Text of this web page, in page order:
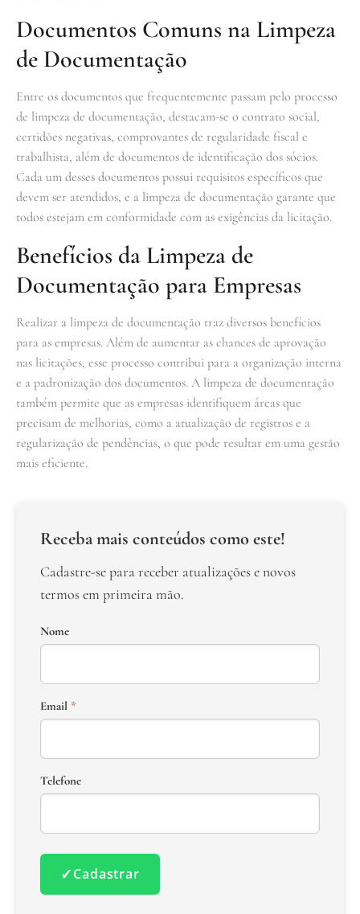
Documentos Comuns na Limpeza
de Documentação
Entre os documentos que frequentemente passam pelo processo
de limpeza de documentação, destacam-se o contrato social,
certidões negativas, comprovantes de regularidade fiscal e
trabalhista, além de documentos de identificação dos sócios.
Cada um desses documentos possui requisitos específicos que
devem ser atendidos, e a limpeza de documentação garante que
todos estejam em conformidade com as exigências da licitação.
Benefícios da Limpeza de
Documentação para Empresas
Realizar a limpeza de documentação traz diversos benefícios
para as empresas. Além de aumentar as chances de aprovação
nas licitações, esse processo contribui para a organização interna
e a padronização dos documentos. A limpeza de documentação
também permite que as empresas identifiquem áreas que
precisam de melhorias, como a atualização de registros e a
regularização de pendências, o que pode resultar em uma gestão
mais eficiente.
Receba mais conteúdos como este!
Cadastre-se para receber atualizações e novos
termos em primeira mão.
Nome
Email *
Telefone
✓Cadastrar